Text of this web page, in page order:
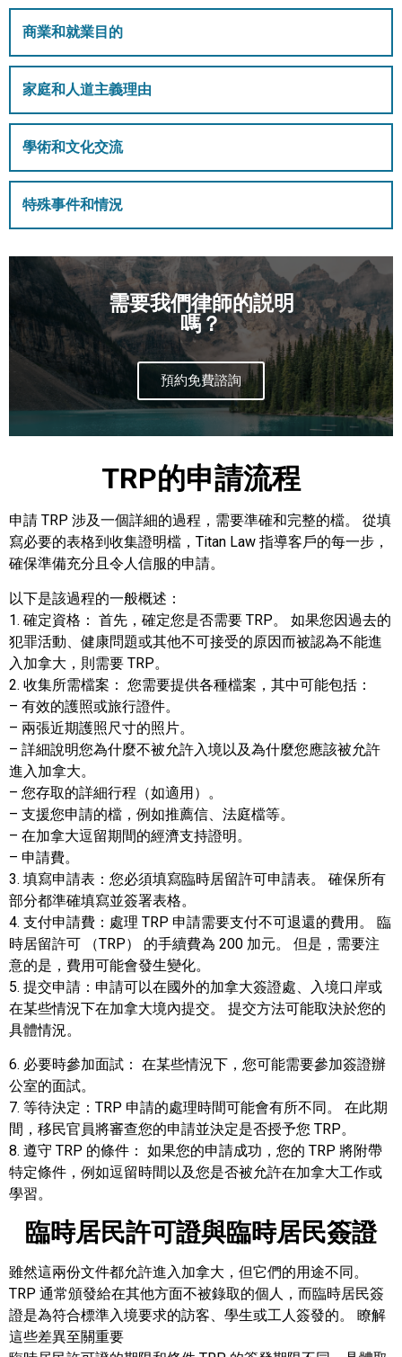
商業和就業目的
家庭和人道主義理由
學術和文化交流
特殊事件和情況
需要我們律師的説明
嗎？
預約免費諮詢
TRP的申請流程
申請 TRP 涉及一個詳細的過程，需要準確和完整的檔。 從填
寫必要的表格到收集證明檔，Titan Law 指導客戶的每一步，
確保準備充分且令人信服的申請。
以下是該過程的一般概述：
1. 確定資格： 首先，確定您是否需要 TRP。 如果您因過去的
犯罪活動、健康問題或其他不可接受的原因而被認為不能進
入加拿大，則需要 TRP。
2. 收集所需檔案： 您需要提供各種檔案，其中可能包括：
– 有效的護照或旅行證件。
– 兩張近期護照尺寸的照片。
– 詳細說明您為什麼不被允許入境以及為什麼您應該被允許
進入加拿大。
– 您存取的詳細行程（如適用）。
– 支援您申請的檔，例如推薦信、法庭檔等。
– 在加拿大逗留期間的經濟支持證明。
– 申請費。
3. 填寫申請表：您必須填寫臨時居留許可申請表。 確保所有
部分都準確填寫並簽署表格。
4. 支付申請費：處理 TRP 申請需要支付不可退還的費用。 臨
時居留許可 （TRP） 的手續費為 200 加元。 但是，需要注
意的是，費用可能會發生變化。
5. 提交申請：申請可以在國外的加拿大簽證處、入境口岸或
在某些情況下在加拿大境內提交。 提交方法可能取決於您的
具體情況。
6. 必要時參加面試： 在某些情況下，您可能需要參加簽證辦
公室的面試。
7. 等待決定：TRP 申請的處理時間可能會有所不同。 在此期
間，移民官員將審查您的申請並決定是否授予您 TRP。
8. 遵守 TRP 的條件： 如果您的申請成功，您的 TRP 將附帶
特定條件，例如逗留時間以及您是否被允許在加拿大工作或
學習。
臨時居民許可證與臨時居民簽證
雖然這兩份文件都允許進入加拿大，但它們的用途不同。
TRP 通常頒發給在其他方面不被錄取的個人，而臨時居民簽
證是為符合標準入境要求的訪客、學生或工人簽發的。 瞭解
這些差異至關重要